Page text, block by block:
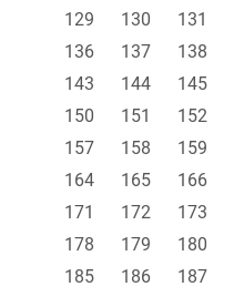
129
130 131
136
137 138
143
144 145
150
151 152
157
158 159
164
165 166
171
172 173
178
179 180
185
186 187